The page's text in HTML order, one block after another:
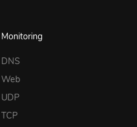
Monitoring
DNS
Web
UDP
TCP